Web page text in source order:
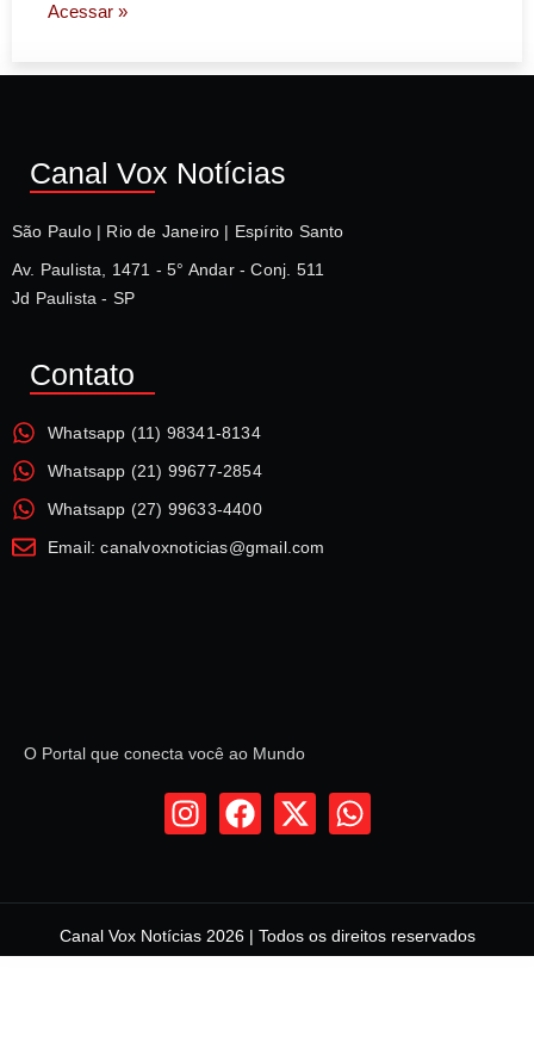
Acessar »
Canal Vox Notícias
São Paulo | Rio de Janeiro | Espírito Santo
Av. Paulista, 1471 - 5° Andar - Conj. 511
Jd Paulista - SP
Contato
Whatsapp (11) 98341-8134
Whatsapp (21) 99677-2854
Whatsapp (27) 99633-4400
Email: canalvoxnoticias@gmail.com
O Portal que conecta você ao Mundo
Canal Vox Notícias 2026 | Todos os direitos reservados